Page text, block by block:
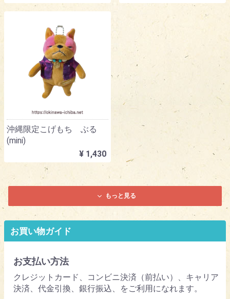
沖縄限定こげもち ぶる
(mini)
¥ 1,430
もっと見る
お買い物ガイド
お支払い方法
クレジットカード、コンビニ決済（前払い）、キャリア
決済、代金引換、銀行振込、をご利用になれます。